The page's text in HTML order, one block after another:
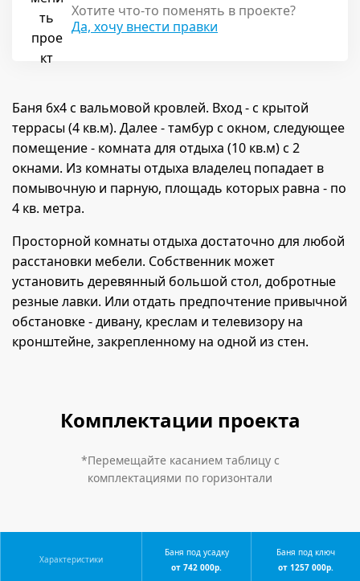
Хотите что-то поменять в проекте?
Да, хочу внести правки
Баня 6х4 с вальмовой кровлей. Вход - с крытой
террасы (4 кв.м). Далее - тамбур с окном, следующее
помещение - комната для отдыха (10 кв.м) с 2
окнами. Из комнаты отдыха владелец попадает в
помывочную и парную, площадь которых равна - по
4 кв. метра.
Просторной комнаты отдыха достаточно для любой
расстановки мебели. Собственник может
установить деревянный большой стол, добротные
резные лавки. Или отдать предпочтение привычной
обстановке - дивану, креслам и телевизору на
кронштейне, закрепленному на одной из стен.
Комплектации проекта
*Перемещайте касанием таблицу с
комплектациями по горизонтали
Характеристики
Баня под усадку
от 742 000р.
Баня под ключ
от 1257 000р.